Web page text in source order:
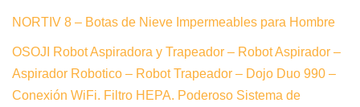
NORTIV 8 – Botas de Nieve Impermeables para Hombre
OSOJI Robot Aspiradora y Trapeador – Robot Aspirador –
Aspirador Robotico – Robot Trapeador – Dojo Duo 990 –
Conexión WiFi. Filtro HEPA. Poderoso Sistema de